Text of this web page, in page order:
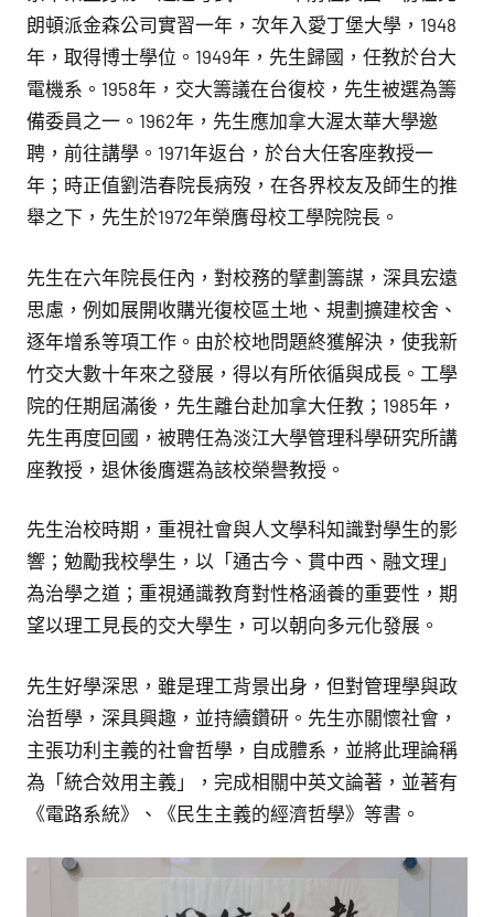
朗頓派金森公司實習一年，次年入愛丁堡大學，1948
年，取得博士學位。1949年，先生歸國，任教於台大
電機系。1958年，交大籌議在台復校，先生被選為籌
備委員之一。1962年，先生應加拿大渥太華大學邀
聘，前往講學。1971年返台，於台大任客座教授一
年；時正值劉浩春院長病歿，在各界校友及師生的推
舉之下，先生於1972年榮膺母校工學院院長。
先生在六年院長任內，對校務的擘劃籌謀，深具宏遠
思慮，例如展開收購光復校區土地、規劃擴建校舍、
逐年增系等項工作。由於校地問題終獲解決，使我新
竹交大數十年來之發展，得以有所依循與成長。工學
院的任期屆滿後，先生離台赴加拿大任教；1985年，
先生再度回國，被聘任為淡江大學管理科學研究所講
座教授，退休後膺選為該校榮譽教授。
先生治校時期，重視社會與人文學科知識對學生的影
響；勉勵我校學生，以「通古今、貫中西、融文理」
為治學之道；重視通識教育對性格涵養的重要性，期
望以理工見長的交大學生，可以朝向多元化發展。
先生好學深思，雖是理工背景出身，但對管理學與政
治哲學，深具興趣，並持續鑽研。先生亦關懷社會，
主張功利主義的社會哲學，自成體系，並將此理論稱
為「統合效用主義」，完成相關中英文論著，並著有
《電路系統》、《民生主義的經濟哲學》等書。